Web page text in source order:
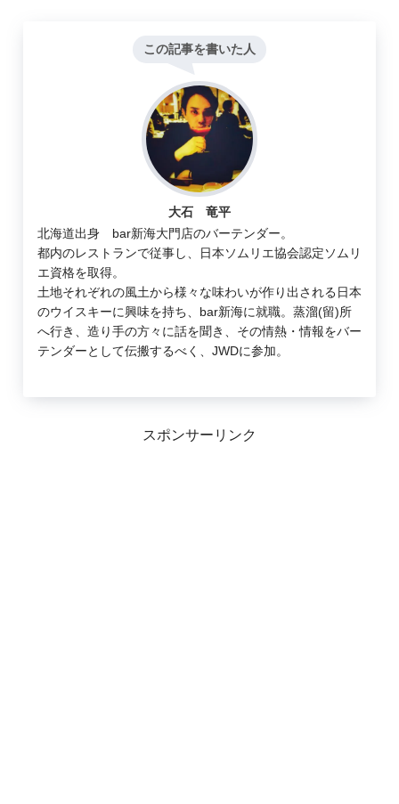
この記事を書いた人
大石 竜平
北海道出身 bar新海大門店のバーテンダー。
都内のレストランで従事し、日本ソムリエ協会認定ソムリ
エ資格を取得。
土地それぞれの風土から様々な味わいが作り出される日本
のウイスキーに興味を持ち、bar新海に就職。蒸溜(留)所
へ行き、造り手の方々に話を聞き、その情熱・情報をバー
テンダーとして伝搬するべく、JWDに参加。
スポンサーリンク